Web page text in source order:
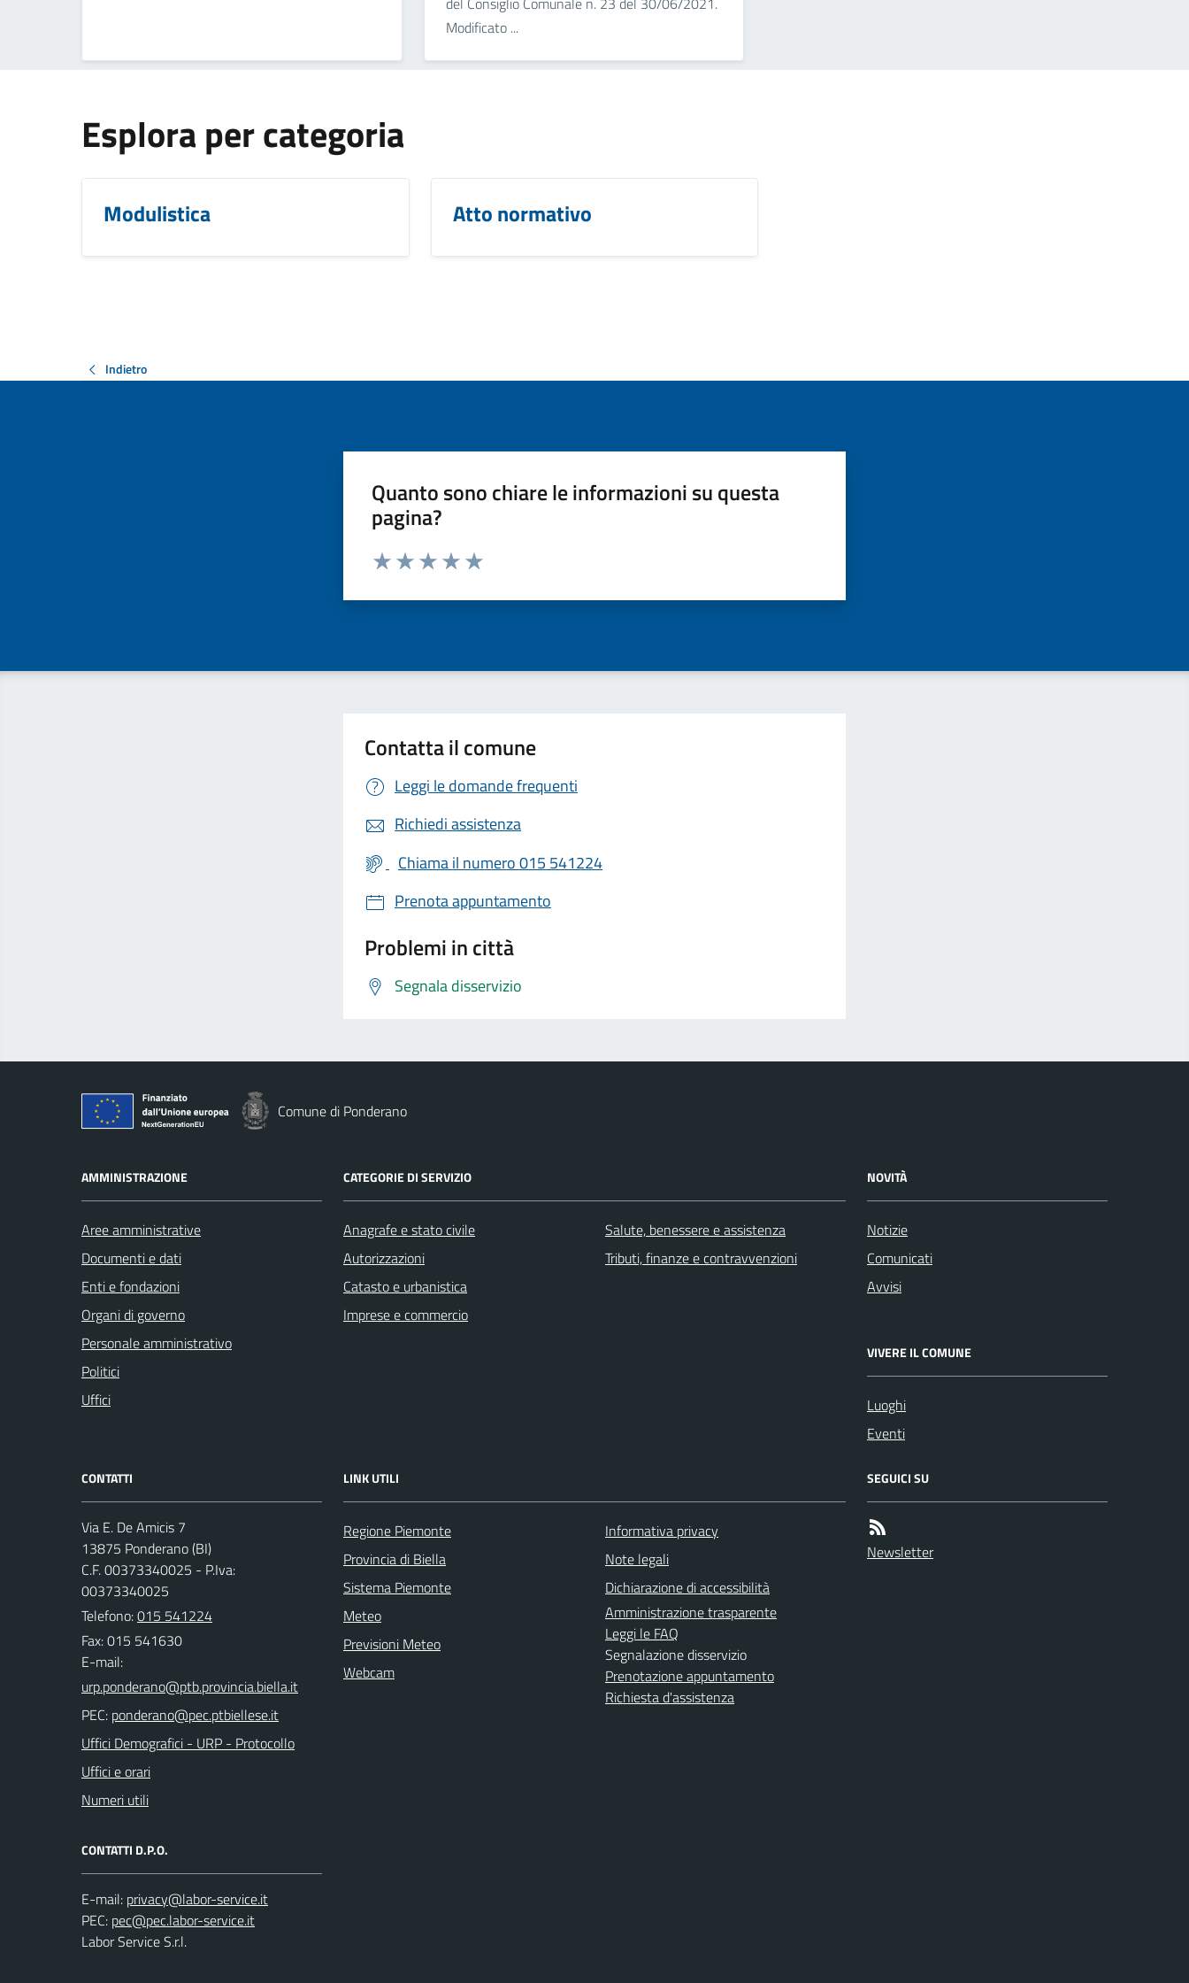
Modificato ...
Esplora per categoria
Modulistica Atto normativo
Indietro
Quanto sono chiare le informazioni su questa
pagina?
Valuta da 1 a 5 stelle la pagina
Contatta il comune
Leggi le domande frequenti
Richiedi assistenza
Chiama il numero 015 541224
Prenota appuntamento
Problemi in città
Segnala disservizio
Comune di Ponderano
AMMINISTRAZIONE
Aree amministrative
Documenti e dati
Enti e fondazioni
Organi di governo
Personale amministrativo
Politici
Uffici
CATEGORIE DI SERVIZIO
Anagrafe e stato civile
Autorizzazioni
Catasto e urbanistica
Imprese e commercio
Salute, benessere e assistenza
Tributi, finanze e contravvenzioni
NOVITÀ
Notizie
Comunicati
Avvisi
VIVERE IL COMUNE
Luoghi
Eventi
CONTATTI
Via E. De Amicis 7
13875 Ponderano (BI)
C.F. 00373340025 - P.Iva:
00373340025
Telefono:015 541224
Fax: 015 541630
E-mail:
PEC:
Uffici Demografici - URP - Protocollo
Uffici e orari
Numeri utili
CONTATTI D.P.O.
E-mail:
PEC:
Labor Service S.r.l.
LINK UTILI
Regione Piemonte
Provincia di Biella
Sistema Piemonte
Meteo
Previsioni Meteo
Webcam
Informativa privacy
Note legali
Dichiarazione di accessibilità
Amministrazione trasparente
Leggi le FAQ
Segnalazione disservizio
Prenotazione appuntamento
Richiesta d'assistenza
SEGUICI SU
Newsletter